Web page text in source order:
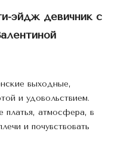
эйдж девичник с
выходные,
и удовольствием.
платья, атмосфера, в
и почувствовать